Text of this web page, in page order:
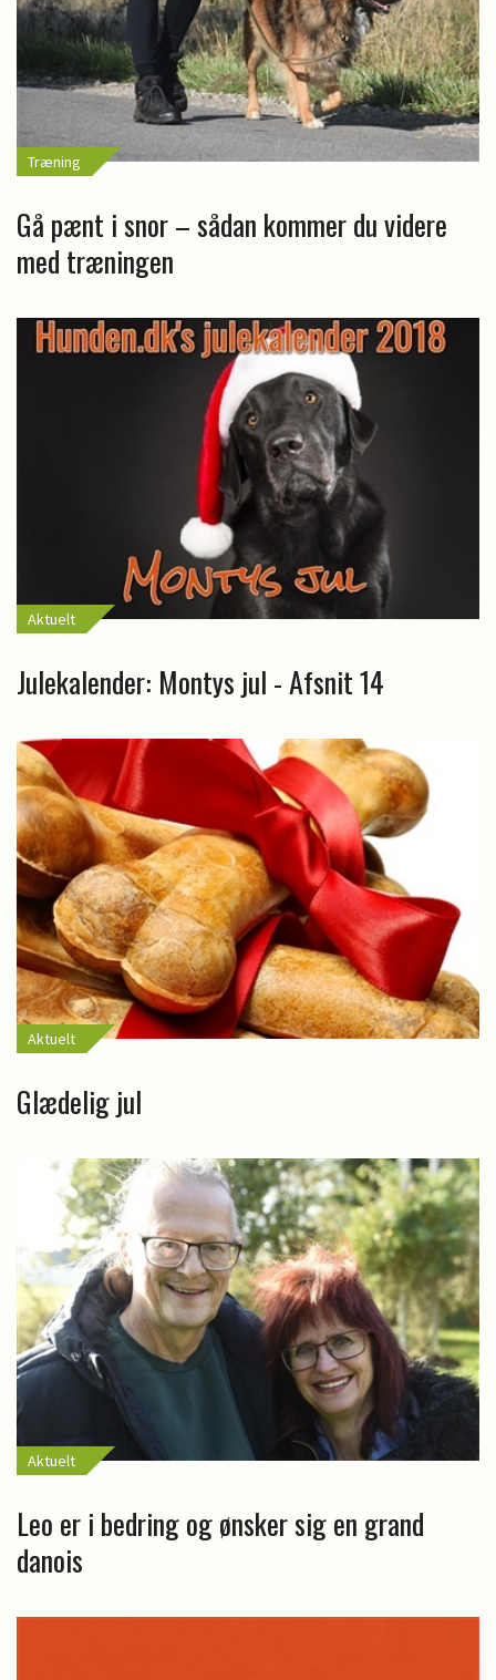
Træning
Gå pænt i snor – sådan kommer du videre
med træningen
Aktuelt
Julekalender: Montys jul - Afsnit 14
Aktuelt
Glædelig jul
Aktuelt
Leo er i bedring og ønsker sig en grand
danois